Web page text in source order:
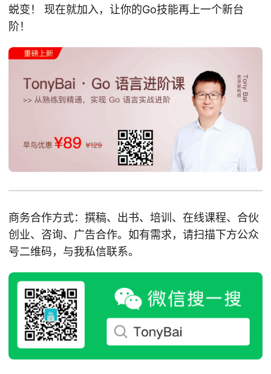
蜕变！ 现在就加入，让你的Go技能再上一个新台
阶！
商务合作方式：撰稿、出书、培训、在线课程、合伙
创业、咨询、广告合作。如有需求，请扫描下方公众
号二维码，与我私信联系。